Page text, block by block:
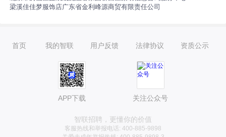
梁溪佳佳梦服饰店广东省金利峰源商贸有限责任公司
首页 我的智联 用户反馈 法律协议 资质公示
APP下载 关注公众号
智联招聘，更懂你的价值
客服热线和举报电话: 400-885-9898